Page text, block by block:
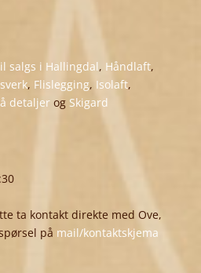
salgs i Hallingdal, Håndlaft,
, Flislegging, Isolaft,
detaljerog Skigard
ta kontakt direkte med Ove,
på mail/kontaktskjema